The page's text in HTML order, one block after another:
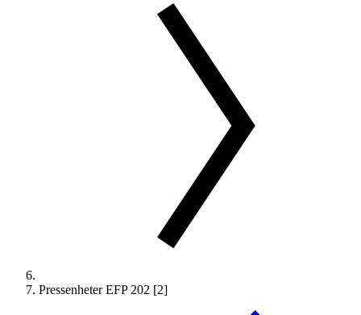
Pressenheter EFP 202 [2]